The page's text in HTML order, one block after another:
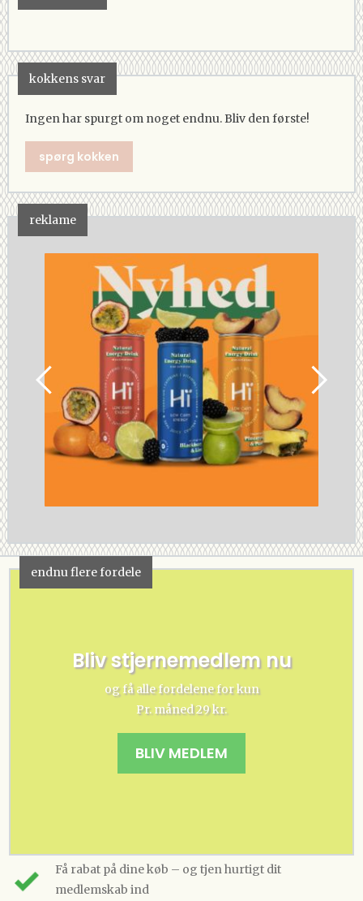
kokkens svar
Ingen har spurgt om noget endnu. Bliv den første!
spørg kokken
reklame
endnu flere fordele
Bliv stjernemedlem nu
og få alle fordelene for kun
Pr. måned 29 kr.
BLIV MEDLEM
Få rabat på dine køb – og tjen hurtigt dit
medlemskab ind